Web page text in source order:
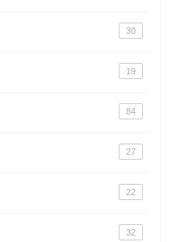
30
19
84
27
22
32